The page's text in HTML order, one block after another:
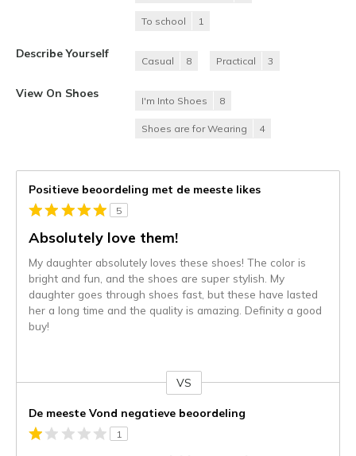
To school 1
Describe Yourself
Casual 8 Practical 3
View On Shoes
I'm Into Shoes 8
Shoes are for Wearing 4
Positieve beoordeling met de meeste likes
5
Absolutely love them!
My daughter absolutely loves these shoes! The color is
bright and fun, and the shoes are super stylish. My
daughter goes through shoes fast, but these have lasted
her a long time and the quality is amazing. Definity a good
buy!
content
wordt
momenteel
VS
De meeste Vond negatieve beoordeling
1